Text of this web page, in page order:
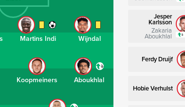
Martins Indi Wijndal
Koopmeiners Aboukhlal
Jesper
Karlsson
Zakaria
Aboukhlal
Ferdy Druijf
Hobie Verhulst